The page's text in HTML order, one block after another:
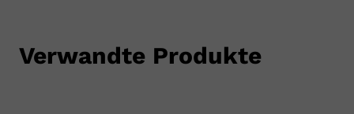
Verwandte Produkte